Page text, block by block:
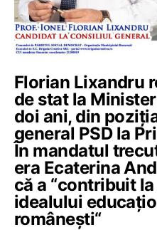
Florian Lixandru
de stat la
doi ani, din
general PSD la
În mandatul
era Ecaterina
că a “contribuit
idealului
româneşti“